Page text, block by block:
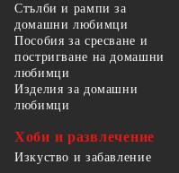
Стълби и рампи за
домашни любимци
Пособия за сресване и
постригване на домашни
любимци
Изделия за домашни
любимци
Хоби и развлечение
Изкуство и забавление